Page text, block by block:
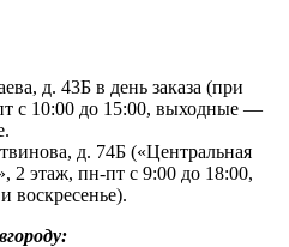
д. 43Б в день заказа (при
с 10:00 до 15:00, выходные —
д. 74Б («Центральная
2 этаж, пн-пт с 9:00 до 18:00,
воскресенье).